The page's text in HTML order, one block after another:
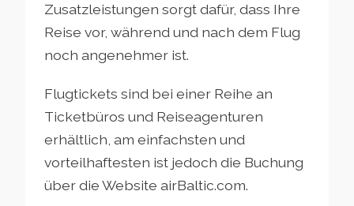
Zusatzleistungen sorgt dafür, dass Ihre
Reise vor, während und nach dem Flug
noch angenehmer ist.
Flugtickets sind bei einer Reihe an
Ticketbüros und Reiseagenturen
erhältlich, am einfachsten und
vorteilhaftesten ist jedoch die Buchung
über die Website airBaltic.com.